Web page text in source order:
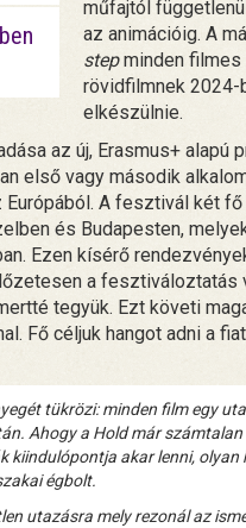
műfajtól
az animációig. A
stepminden filmes
rövidfilmnek 2024-
elkészülnie.
az új, Erasmus+ alapú
első vagy második
A fesztivál két
és Budapesten,
Ezen kísérő
a fesztiváloztatás
tegyük. Ezt követi
Fő céljuk hangot adni a
tükrözi: minden film egy
Ahogy a Hold már
kiindulópontja akar lenni, olyan
égbolt.
utazásra mely rezonál az